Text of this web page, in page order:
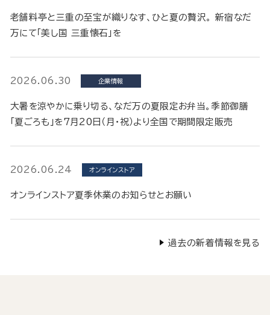
老舗料亭と三重の至宝が織りなす、ひと夏の贅沢。 新宿なだ
万にて「美し国 三重懐石」を
2026.06.30 企業情報
大暑を涼やかに乗り切る、なだ万の夏限定お弁当。季節御膳
「夏ごろも」を7月20日（月・祝）より全国で期間限定販売
2026.06.24 オンラインストア
オンラインストア夏季休業のお知らせとお願い
過去の新着情報を見る